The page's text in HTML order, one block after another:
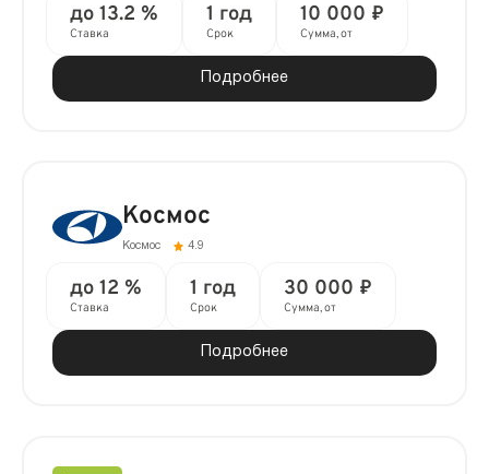
до 13.2 %
Ставка
1 год
Срок
10 000 ₽
Сумма, от
Подробнее
Космос
Космос 4.9
до 12 %
Ставка
1 год
Срок
30 000 ₽
Сумма, от
Подробнее